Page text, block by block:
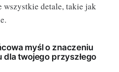
wszystkie detale, takie jak
myśl o znaczeniu
twojego przyszłego